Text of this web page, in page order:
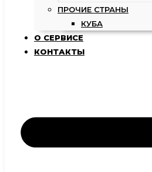
ПРОЧИЕ СТРАНЫ
КУБА
О СЕРВИСЕ
КОНТАКТЫ